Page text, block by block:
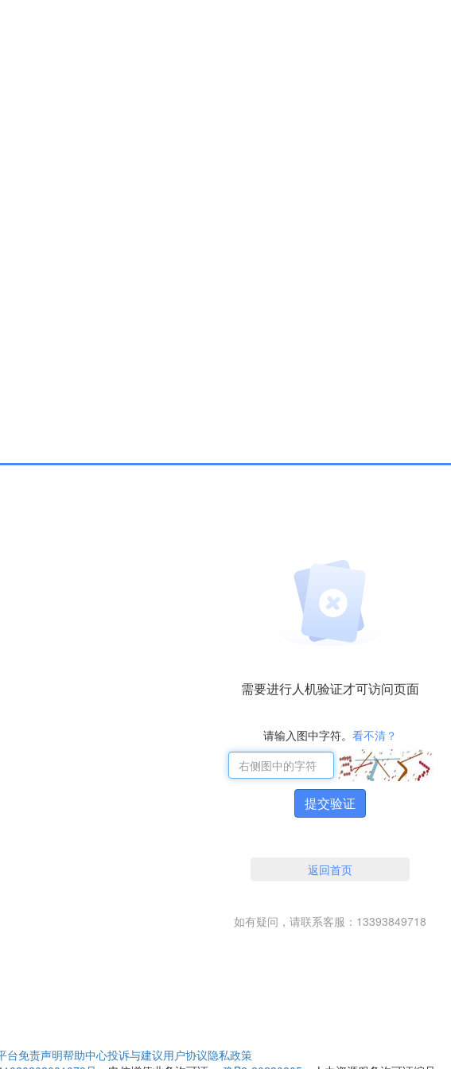
需要进行人机验证才可访问页面
请输入图中字符。 看不清？
提交验证
返回首页
如有疑问，请联系客服：13393849718
台免责声明帮助中心投诉与建议用户协议隐私政策